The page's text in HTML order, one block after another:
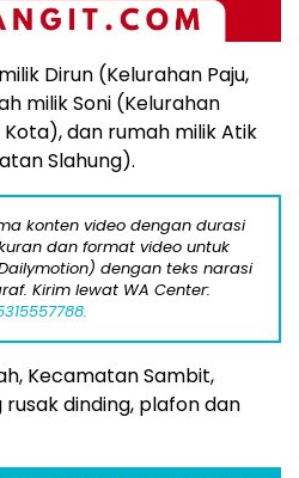
Dirun (Kelurahan Paju,
milik Soni (Kelurahan
dan rumah milik Atik
Slahung).
konten video dengan durasi
dan format video untuk
dengan teks narasi
Kirim lewat WA Center:
Kecamatan Sambit,
dinding, plafon dan